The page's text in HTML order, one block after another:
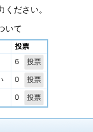
ください。
いて
投票
6
0
0